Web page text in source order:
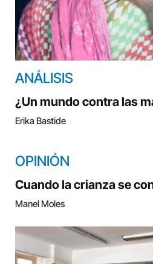
ANÁLISIS
¿Un mundo contra las
Erika Bastide
OPINIÓN
Cuando la crianza se
Manel Moles